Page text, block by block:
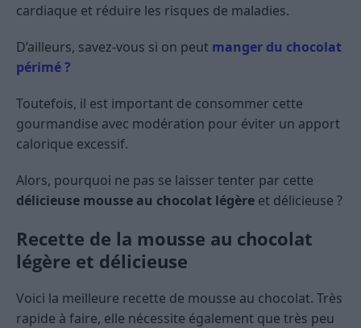
cardiaque et réduire les risques de maladies.
D’ailleurs, savez-vous si on peut manger du chocolat
périmé ?
Toutefois, il est important de consommer cette
gourmandise avec modération pour éviter un apport
calorique excessif.
Alors, pourquoi ne pas se laisser tenter par cette
délicieuse mousse au chocolat légère et délicieuse ?
Recette de la mousse au chocolat
légère et délicieuse
Voici la meilleure recette de mousse au chocolat. Très
rapide à faire, elle nécessite également que très peu